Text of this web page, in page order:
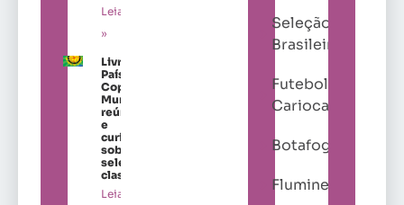
Leia mais
»
Livro “Os
Países da
Copa do
Mundo”
reúne dados
e
curiosidades
sobre as
seleções
classificadas
Leia mais »
Seleção
Brasileira
Futebol
Carioca
Botafogo
Fluminense